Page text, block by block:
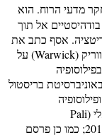
מדעי הרוח. הוא
אל תוך
אסף כתב את
עבודת הדוקטורט בחוג לפסיכולוגיה באוניברסיטת ווריק (Warwick) על
בריסטול
באוניברסיטת חיפה. תרגומו לדהמפדה משפת הפאלי (Pali
Dhammapada ) יצא לאור בהוצאת פרדס בשנת 2011; כמו כן פרסם